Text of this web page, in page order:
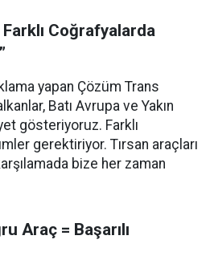
Farklı Coğrafyalarda
yapan Çözüm Trans
Batı Avrupa ve Yakın
gösteriyoruz. Farklı
gerektiriyor. Tırsan araçları
bize her zaman
Araç = Başarılı